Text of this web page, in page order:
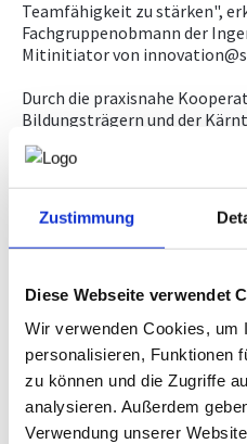
Zustimmung
Diese Webseite verwendet
Wir verwenden Cookies, um
personalisieren, Funktionen
zu können und die Zugriffe
analysieren. Außerdem
Verwendung unserer
Teamfähigkeit zu stärken",
Fachgruppenobmann der
Mitinitiator von
Durch die praxisnahe
Bildungsträgern und der
Schüler:innen in die
für viele Teams um mehr als
geht, wurde schnell klar. "Es
Projekte erreicht. Die
Konzepte rund um die
Kommunikationstechnologie,
Soziales erarbeitet", zeigte
begeistert. Von den 44
von einer Fachjury
gebracht.
innoGala 2023